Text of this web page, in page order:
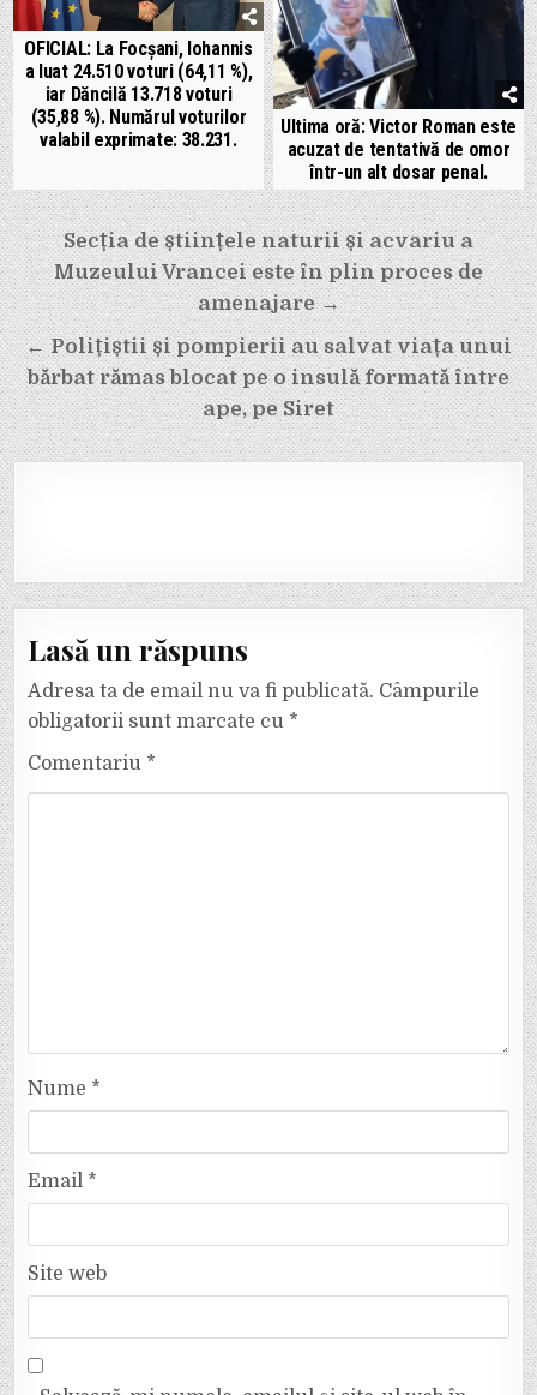
OFICIAL: La Focșani, Iohannis
a luat 24.510 voturi (64,11 %),
iar Dăncilă 13.718 voturi
(35,88 %). Numărul voturilor
valabil exprimate: 38.231.
Ultima oră: Victor Roman este
acuzat de tentativă de omor
într-un alt dosar penal.
Navigare
în
articole
Secția de științele naturii și acvariu a
Muzeului Vrancei este în plin proces de
amenajare →
← Polițiștii și pompierii au salvat viața unui
bărbat rămas blocat pe o insulă formată între
ape, pe Siret
Lasă un răspuns
Adresa ta de email nu va fi publicată. Câmpurile
obligatorii sunt marcate cu *
Comentariu *
Nume *
Email *
Site web